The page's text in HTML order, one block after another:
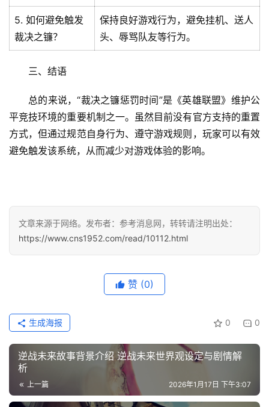
文
章
题
列
表
更
多
页
投稿
5. 如何避免触发
裁决之镰？
保持良好游戏行为，避免挂机、送人
头、辱骂队友等行为。
三、结语
总的来说，“裁决之镰惩罚时间”是《英雄联盟》维护公
平竞技环境的重要机制之一。虽然目前没有官方支持的重置
方式，但通过规范自身行为、遵守游戏规则，玩家可以有效
避免触发该系统，从而减少对游戏体验的影响。
文章来源于网络。发布者：参考消息网，转转请注明出处：
https://www.cns1952.com/read/10112.html
赞 (0)
0 0
生成海报
逆战未来故事背景介绍 逆战未来世界观设定与剧情解
析
上一篇 2026年1月17日 下午3:07